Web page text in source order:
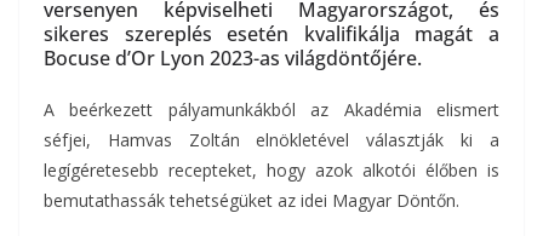
versenyen képviselheti Magyarországot, és
sikeres szereplés esetén kvalifikálja magát a
Bocuse d’Or Lyon 2023-as világdöntőjére.
A beérkezett pályamunkákból az Akadémia elismert
séfjei, Hamvas Zoltán elnökletével választják ki a
legígéretesebb recepteket, hogy azok alkotói élőben is
bemutathassák tehetségüket az idei Magyar Döntőn.